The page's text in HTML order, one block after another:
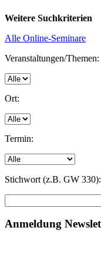
Weitere Suchkriterien
Alle Online-Seminare
Veranstaltungen/Themen:
Ort:
Termin:
Stichwort (z.B. GW 330):
Anmeldung